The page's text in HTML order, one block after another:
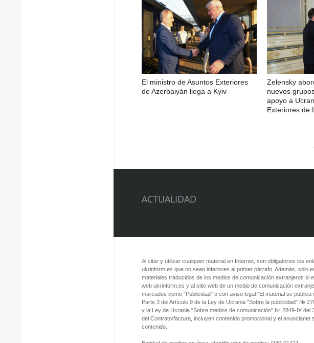
El ministro de Asuntos Exteriores
de Azerbaiyán llega a Kyiv
Zelensky
nuevos
apoyo a
Exteriores de
ACTUALIDAD
Al citar y utilizar cualquier material en Internet, son obligatorios los
ukrinform.es que no sean inferiores al primer párrafo. Además, sólo
materiales traducidos de los medios de comunicación extranjeros si
web ukrinform.es y al sitio web de un medio de comunicación
marcados como "Publicidad" o con aviso legal "El material se publica
Parte 3 del Artículo 9 de la Ley de Ucrania "Sobre la publicidad" №
y la Ley de Ucrania "Sobre medios de comunicación" № 2849-IX del
del Contrato/factura, incluyen contenido promocional y el anunciante
contenido.